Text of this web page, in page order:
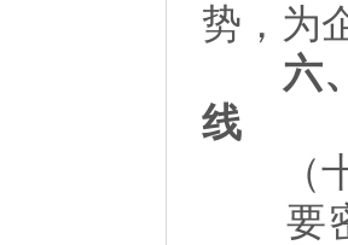
势，为
六、
线
（十
要密